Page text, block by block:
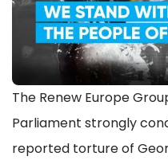
The Renew Europe
Parliament strongly
reported torture of